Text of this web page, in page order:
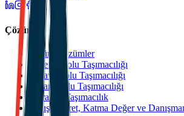
Çözümler
Tüm Çözümler
Deniz Yolu Taşımacılığı
Hava Yolu Taşımacılığı
Kara Yolu Taşımacılığı
Transit Taşımacılık
Dış Ticaret, Katma Değer ve